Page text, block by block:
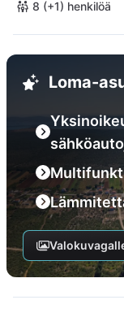
8 (+1) henkilöä
Loma-